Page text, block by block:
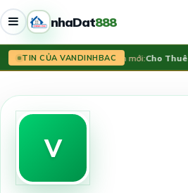
nhaDat888
TIN CỦA VANDINHBACTin mới:Cho Thuê
V